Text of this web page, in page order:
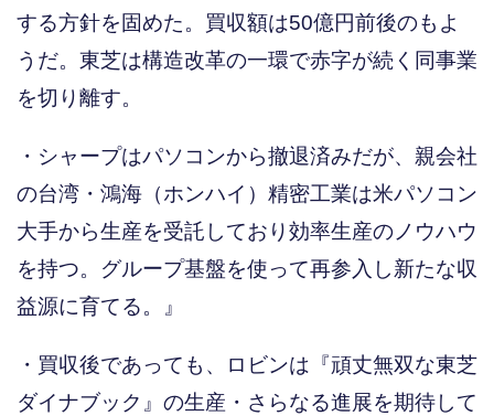
する方針を固めた。買収額は50億円前後のもよ
うだ。東芝は構造改革の一環で赤字が続く同事業
を切り離す。
・シャープはパソコンから撤退済みだが、親会社
の台湾・鴻海（ホンハイ）精密工業は米パソコン
大手から生産を受託しており効率生産のノウハウ
を持つ。グループ基盤を使って再参入し新たな収
益源に育てる。』
・買収後であっても、ロビンは『頑丈無双な東芝
ダイナブック』の生産・さらなる進展を期待して